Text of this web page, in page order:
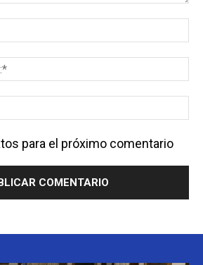
para el próximo comentario